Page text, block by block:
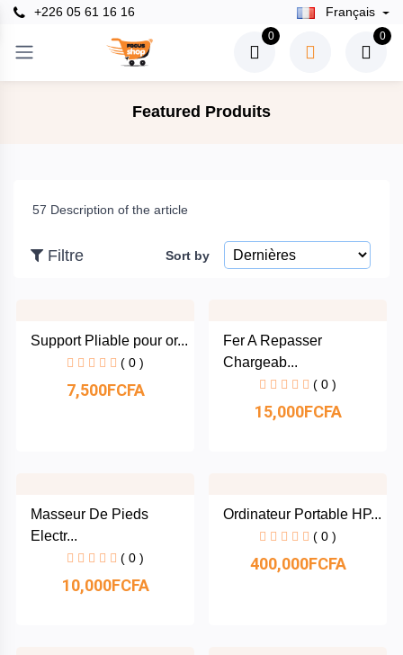
+226 05 61 16 16 Français
0 0
Featured Produits
Filtre
Marques
Yamaha
57 Description of the article
Filtre Sort by
Support Pliable pour or...
( 0 )
7,500FCFA
Fer A Repasser
Chargeab...
( 0 )
15,000FCFA
Masseur De Pieds
Electr...
( 0 )
10,000FCFA
Ordinateur Portable HP...
( 0 )
400,000FCFA